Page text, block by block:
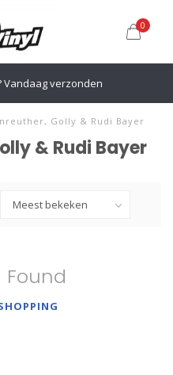
0
Vandaag verzonden
Golly & Rudi Bayer
& Rudi Bayer